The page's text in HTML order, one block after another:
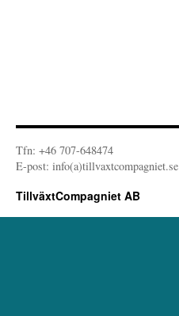
Tfn: +46 707-648474
E-post: info(a)tillvaxtcompagniet.se
TillväxtCompagniet AB